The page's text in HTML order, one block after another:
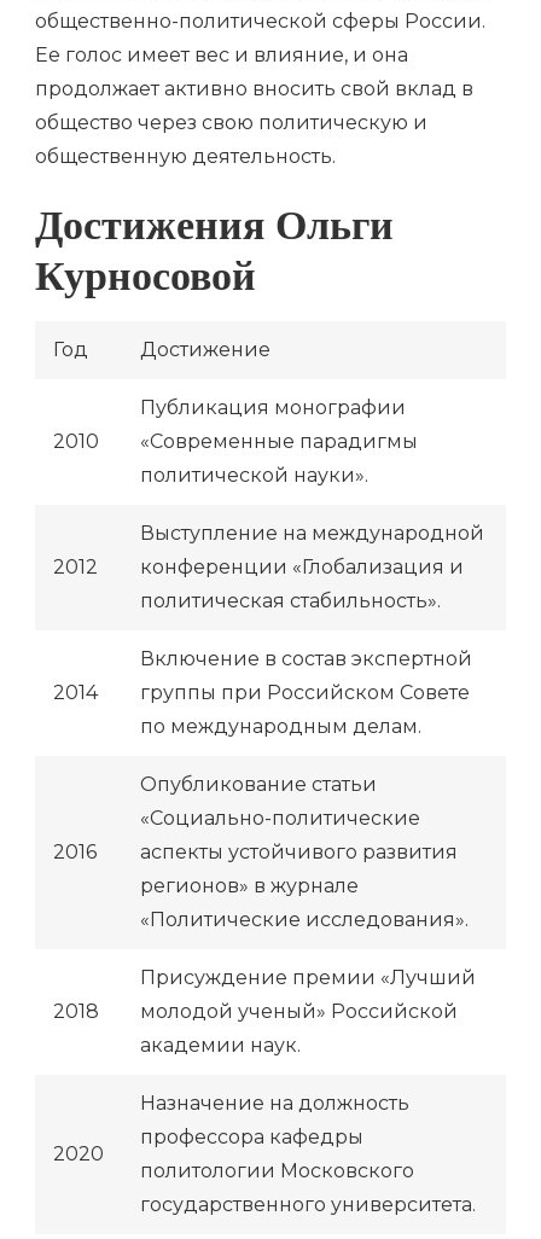
общественно-политической сферы России.
Ее голос имеет вес и влияние, и она
продолжает активно вносить свой вклад в
общество через свою политическую и
общественную деятельность.
Достижения Ольги
Курносовой
Год Достижение
2010
Публикация монографии
«Современные парадигмы
политической науки».
2012
Выступление на международной
конференции «Глобализация и
политическая стабильность».
2014
Включение в состав экспертной
группы при Российском Совете
по международным делам.
2016
Опубликование статьи
«Социально-политические
аспекты устойчивого развития
регионов» в журнале
«Политические исследования».
2018
Присуждение премии «Лучший
молодой ученый» Российской
академии наук.
2020
Назначение на должность
профессора кафедры
политологии Московского
государственного университета.